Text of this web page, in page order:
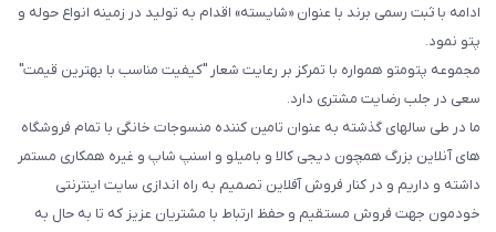
ادامه با ثبت رسمی برند با عنوان «شایسته» اقدام به تولید در زمینه انواع حوله و
پتو نمود.
مجموعه پتومتو همواره با تمرکز بر رعایت شعار "کیفیت مناسب با بهترین قیمت"
سعی در جلب رضایت مشتری دارد.
ما در طی سالهای گذشته به عنوان تامین کننده منسوجات خانگی با تمام فروشگاه
های آنلاین بزرگ همچون دیجی کالا و بامیلو و اسنپ شاپ و غیره همکاری مستمر
داشته و داریم و در کنار فروش آفلاین تصمیم به راه اندازی سایت اینترنتی
خودمون جهت فروش مستقیم و حفظ ارتباط با مشتریان عزیز که تا به حال به